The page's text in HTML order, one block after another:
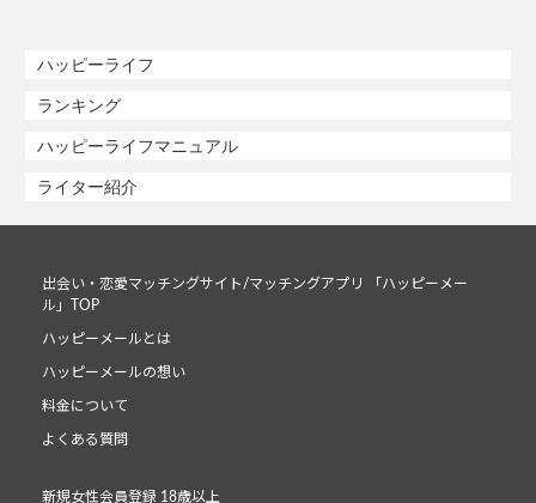
ハッピーライフ
ランキング
ハッピーライフマニュアル
ライター紹介
出会い・恋愛マッチングサイト/マッチングアプリ 「ハッピーメー
ル」TOP
ハッピーメールとは
ハッピーメールの想い
料金について
よくある質問
新規女性会員登録 18歳以上